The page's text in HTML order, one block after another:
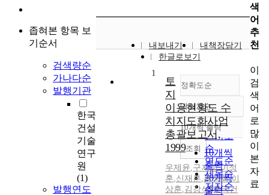
좁혀본 항목 보
기순서
검색량순
가나다순
발행기관
한국
건설
기술
연구
원
(1)
발행연도
내보내기
내책장담기
한글로보기
정확도순
정확도
순
인기도
순
연도순
제목순
저자순
내림차순
내림차순
10개씩 출력
10개씩
출력
20개씩
출력
조회
1
토
지
이용현황도 수
치지도화사업
총괄보고서,
1999
우제윤,구지희,이정
훈,신재훈,홍창희,이
상훈,김강석(한국건
색
어
추
천
이
검
색
어
로
많
이
본
자
료